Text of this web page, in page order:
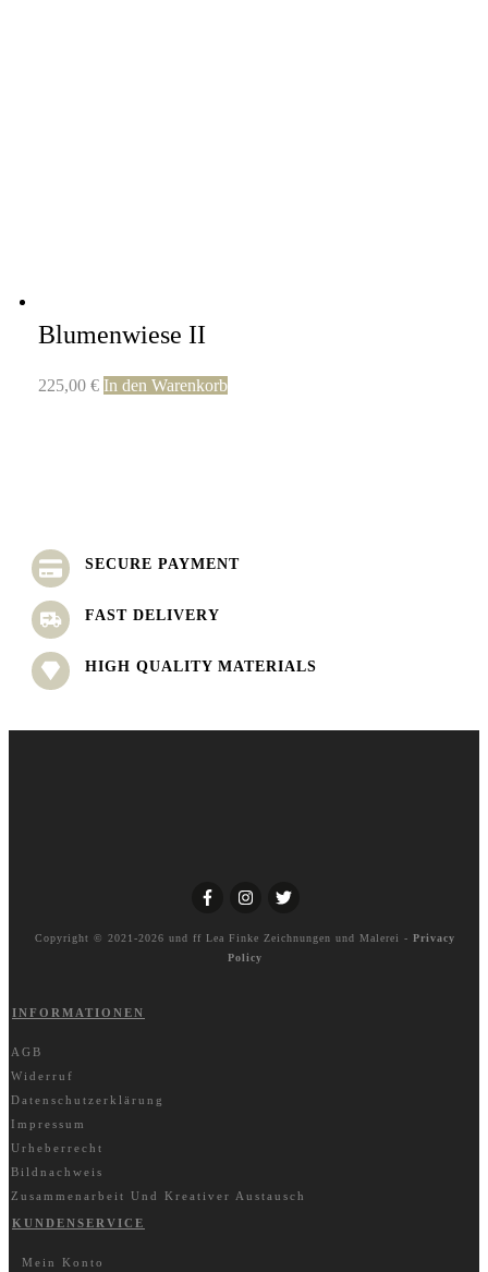
Blumenwiese II
225,00 € In den Warenkorb
SECURE PAYMENT
FAST DELIVERY
HIGH QUALITY MATERIALS
Copyright © 2021-2026 und ff Lea Finke Zeichnungen und Malerei - Privacy
Policy
INFORMATIONEN
AGB
Widerruf
Datenschutzerklärung
Impressum
Urheberrecht
Bildnachweis
Zusammenarbeit Und Kreativer Austausch
KUNDENSERVICE
Mein Konto